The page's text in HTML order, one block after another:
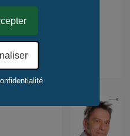
1
d'Art. En savoir plus.